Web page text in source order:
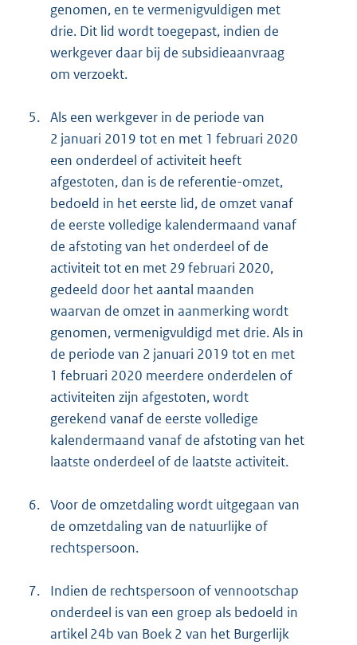
genomen, en te vermenigvuldigen met
drie. Dit lid wordt toegepast, indien de
werkgever daar bij de subsidieaanvraag
om verzoekt.
5. Als een werkgever in de periode van
2 januari 2019 tot en met 1 februari 2020
een onderdeel of activiteit heeft
afgestoten, dan is de referentie-omzet,
bedoeld in het eerste lid, de omzet vanaf
de eerste volledige kalendermaand vanaf
de afstoting van het onderdeel of de
activiteit tot en met 29 februari 2020,
gedeeld door het aantal maanden
waarvan de omzet in aanmerking wordt
genomen, vermenigvuldigd met drie. Als in
de periode van 2 januari 2019 tot en met
1 februari 2020 meerdere onderdelen of
activiteiten zijn afgestoten, wordt
gerekend vanaf de eerste volledige
kalendermaand vanaf de afstoting van het
laatste onderdeel of de laatste activiteit.
6. Voor de omzetdaling wordt uitgegaan van
de omzetdaling van de natuurlijke of
rechtspersoon.
7.
Indien de rechtspersoon of vennootschap
onderdeel is van een groep als bedoeld in
artikel 24b van Boek 2 van het Burgerlijk